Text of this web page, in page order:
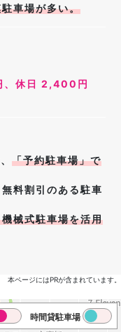
車場が多い。
、休日 2,400円
「予約駐車場」で
料割引のある駐車
械式駐車場を活用
本ページにはPRが含まれています。
時間貸駐車場